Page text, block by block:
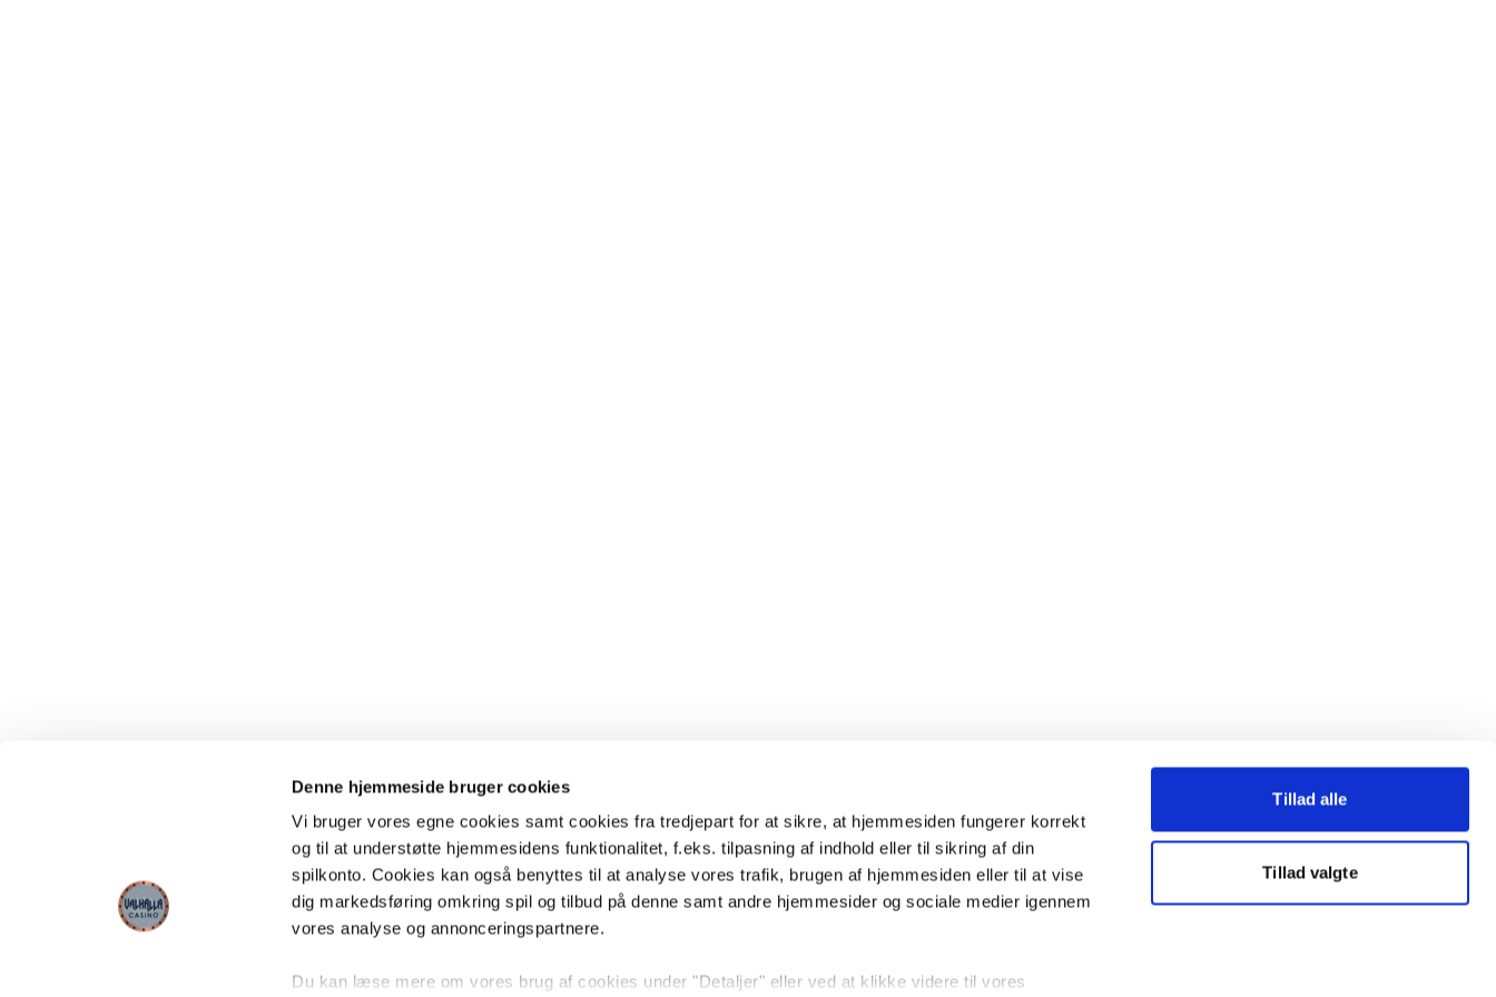
Denne hjemmeside bruger cookies
Vi bruger vores egne cookies samt cookies fra tredjepart for at sikre, at hjemmesiden fungerer korrekt
og til at understøtte hjemmesidens funktionalitet, f.eks. tilpasning af indhold eller til sikring af din
spilkonto. Cookies kan også benyttes til at analyse vores trafik, brugen af hjemmesiden eller til at vise
dig markedsføring omkring spil og tilbud på denne samt andre hjemmesider og sociale medier igennem
vores analyse og annonceringspartnere.
Du kan læse mere om vores brug af cookies under "Detaljer" eller ved at klikke videre til vores
Tillad alle
Tillad valgte